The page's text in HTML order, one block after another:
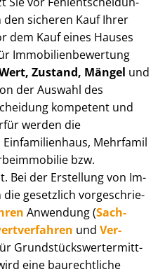
sicheren Kauf Ihrer
dem Kauf eines Hauses
Im­mo­bi­li­en­be­wer­tung
Zustand, Mängel und
der Auswahl des
kompetent und
werden die
Mehr­fa­mi­l
bzw.
Bei der Erstellung von Im­
gesetzlich vor­ge­schrie­
Anwendung (Sach­
und Ver­
Grund­stücks­wert­ermitt­
eine baurechtliche